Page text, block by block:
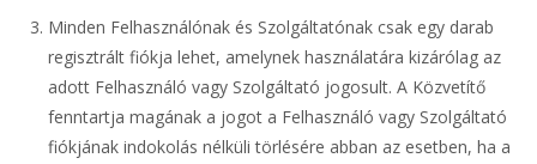
Minden Felhasználónak és Szolgáltatónak csak egy darab
regisztrált fiókja lehet, amelynek használatára kizárólag az
adott Felhasználó vagy Szolgáltató jogosult. A Közvetítő
fenntartja magának a jogot a Felhasználó vagy Szolgáltató
fiókjának indokolás nélküli törlésére abban az esetben, ha a